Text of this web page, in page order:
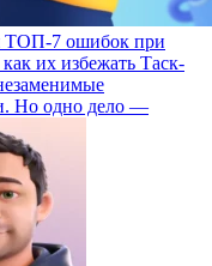
ТОП-7 ошибок при
их избежать Таск-
Но одно дело —